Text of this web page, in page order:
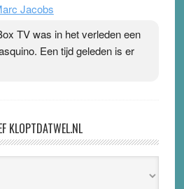
Jacobs
TV was in het verleden een
Een tijd geleden is er
KLOPTDATWEL.NL